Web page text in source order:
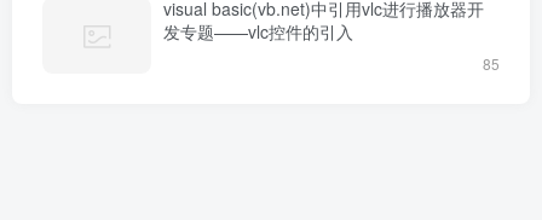
visual basic(vb.net)中引用vlc进行播放器开
发专题——vlc控件的引入
85